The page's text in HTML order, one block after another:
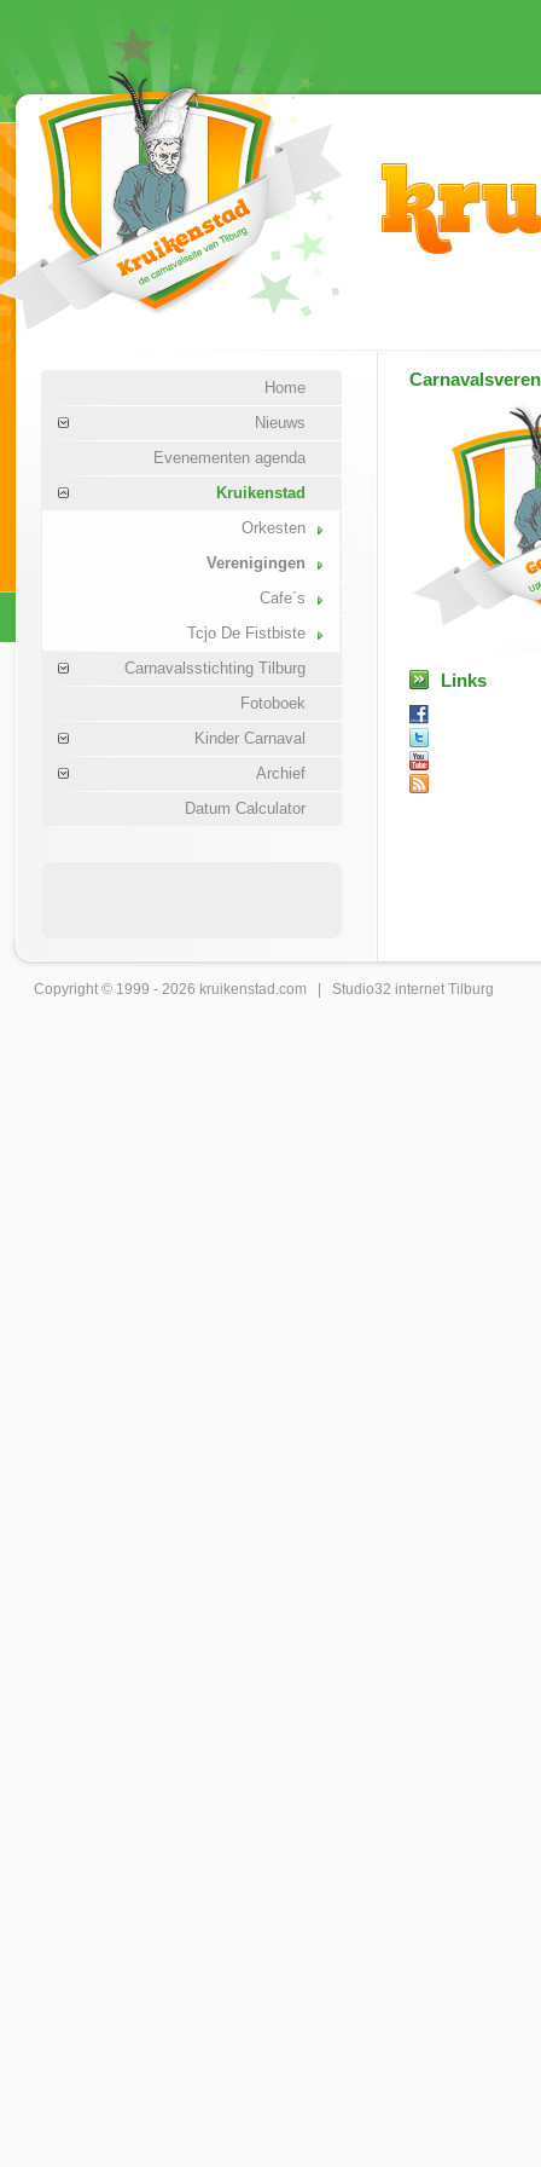
Home
Nieuws
Evenementen agenda
Kruikenstad
Orkesten
Verenigingen
Cafe´s
Tcjo De Fistbiste
Carnavalsstichting Tilburg
Fotoboek
Kinder Carnaval
Archief
Datum Calculator
Links
Copyright © 1999 - 2026 kruikenstad .com | Studio32 internet Tilburg